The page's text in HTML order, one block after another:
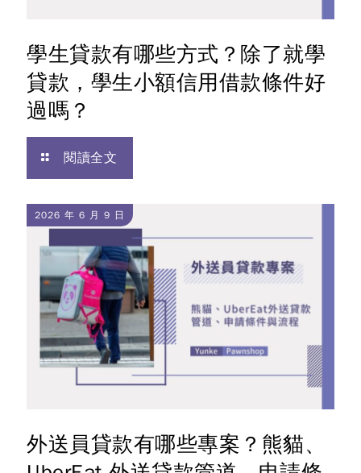
學生貸款有哪些方式？除了就學
貸款，學生小額信用借款條件好
過嗎？
閱讀全文
2026 年 6 月 9 日
外送員貸款有哪些專案？熊貓、